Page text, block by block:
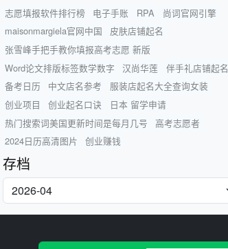
志愿填报软件排行榜 电子手账 RPA
尚词官网引擎
maisonmargiela官网中国
皮肤店铺起名
张雪峰手把手教你填报高考志愿 新版
Word论文排版标签数学数字
汉尚华莲
伴手礼店铺起名
备考日历
中文店名参考
服装店起名大全查询女装
创业项目
创业起名口诀
日本 留学申请
热门搜索词美国更新时间是每月几号
高考志愿者
2024日历高清图片
创业赚钱
存档